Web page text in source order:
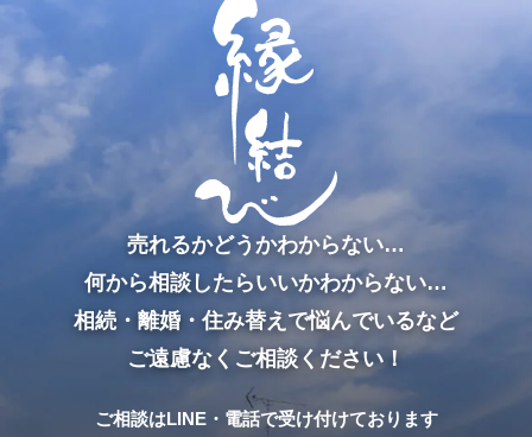
売れるかどうかわからない…
何から相談したらいいかわからない…
相続・離婚・住み替えで悩んでいるなど
ご遠慮なくご相談ください！
ご相談はLINE・電話で受け付けております